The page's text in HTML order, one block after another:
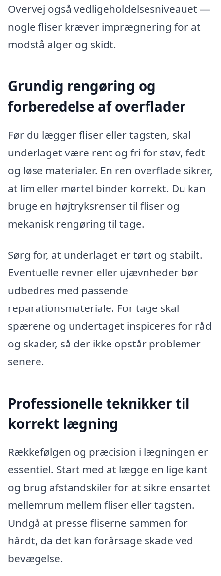
Overvej også vedligeholdelsesniveauet —
nogle fliser kræver imprægnering for at
modstå alger og skidt.
Grundig rengøring og
forberedelse af overflader
Før du lægger fliser eller tagsten, skal
underlaget være rent og fri for støv, fedt
og løse materialer. En ren overflade sikrer,
at lim eller mørtel binder korrekt. Du kan
bruge en højtryksrenser til fliser og
mekanisk rengøring til tage.
Sørg for, at underlaget er tørt og stabilt.
Eventuelle revner eller ujævnheder bør
udbedres med passende
reparationsmateriale. For tage skal
spærene og undertaget inspiceres for råd
og skader, så der ikke opstår problemer
senere.
Professionelle teknikker til
korrekt lægning
Rækkefølgen og præcision i lægningen er
essentiel. Start med at lægge en lige kant
og brug afstandskiler for at sikre ensartet
mellemrum mellem fliser eller tagsten.
Undgå at presse fliserne sammen for
hårdt, da det kan forårsage skade ved
bevægelse.